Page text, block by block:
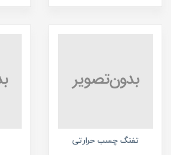
تفنگ چسب حرارتی